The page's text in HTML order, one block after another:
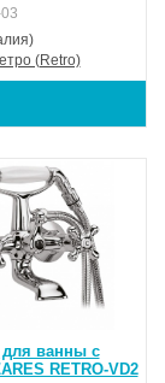
(Retro)
ванны с
RETRO-VD2